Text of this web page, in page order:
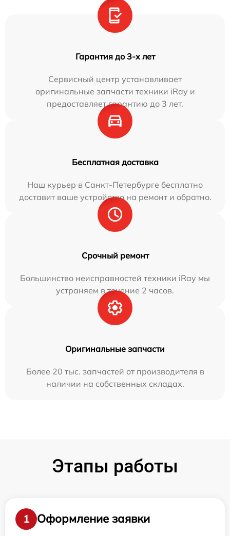
Гарантия до 3-х лет
Сервисный центр устанавливает
оригинальные запчасти техники iRay и
предоставляет гарантию до 3 лет.
Бесплатная доставка
Наш курьер в Санкт-Петербурге бесплатно
доставит ваше устройство на ремонт и обратно.
Срочный ремонт
Большинство неисправностей техники iRay мы
устраняем в течение 2 часов.
Оригинальные запчасти
Более 20 тыс. запчастей от производителя в
наличии на собственных складах.
Этапы работы
1
Оформление заявки